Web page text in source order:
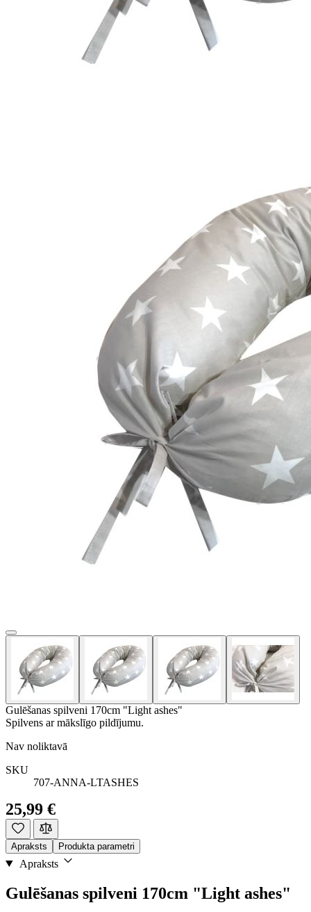
Gulēšanas spilveni 170cm "Light ashes"
Spilvens ar mākslīgo pildījumu.
Nav noliktavā
SKU
707-ANNA-LTASHES
25,99 €
Apraksts Produkta parametri
Apraksts
Gulēšanas spilveni 170cm "Light ashes"